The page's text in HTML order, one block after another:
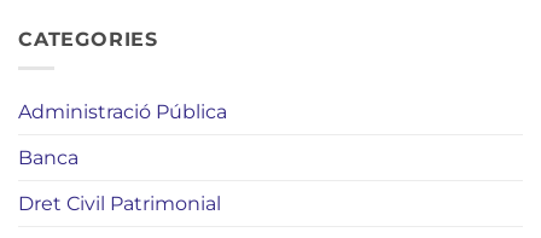
CATEGORIES
Administració Pública
Banca
Dret Civil Patrimonial